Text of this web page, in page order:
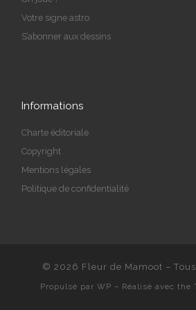
Votre signe astro
S’abonner aux dessins
Informations
Charte éditoriale
Copyright
Mentions légales
Politique de confidentialité
© 2026 Fleur de Mamoot –
Propulsé par WP – Réalisé avec the